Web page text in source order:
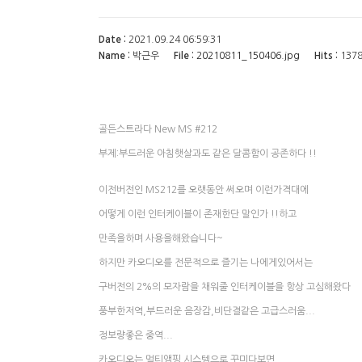
Date : 2021.09.24 06:59:31
Name : 박근우 File : 20210811_150406.jpg Hits : 1378
골든스트라다 New MS #212
부제:부드러운 아침햇살과도 같은 달콤함이 공존하다 !!
이전버전인 MS212를 오랫동안 써오며 이런가격대에
어떻게 이런 인터케이블이 존재한단 말인가 !!하고
만족을하며 사용을해왔습니다~
하지만 카오디오를 전문적으로 즐기는 나에게있어서는
구버전의 2%의 모자람을 채워줄 인터케이블을 항상 고심해왔다
풍부한저역,부드러운 음장감,비단결같은 고급스러움...
정보량좋은 중역...
카오디오는 멀티앰핑 시스템으로 꾸미다보면